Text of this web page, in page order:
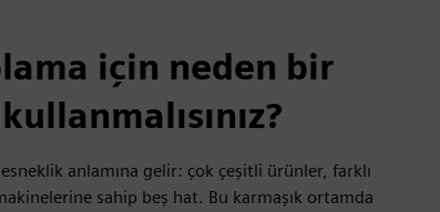
için neden bir
anlamına gelir: çok çeşitli ürünler, farklı
sahip beş hat. Bu karmaşık ortamda